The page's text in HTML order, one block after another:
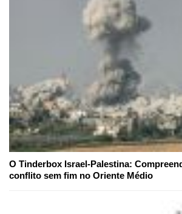
O Tinderbox Israel-Palestina:
conflito sem fim no Oriente Médio